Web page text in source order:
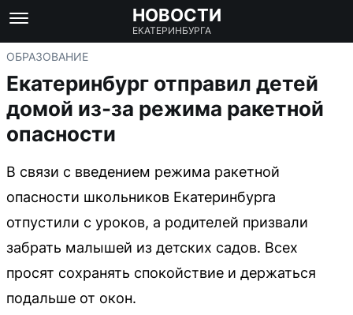
НОВОСТИ
ЕКАТЕРИНБУРГА
ОБРАЗОВАНИЕ
Екатеринбург отправил детей
домой из-за режима ракетной
опасности
В связи с введением режима ракетной
опасности школьников Екатеринбурга
отпустили с уроков, а родителей призвали
забрать малышей из детских садов. Всех
просят сохранять спокойствие и держаться
подальше от окон.